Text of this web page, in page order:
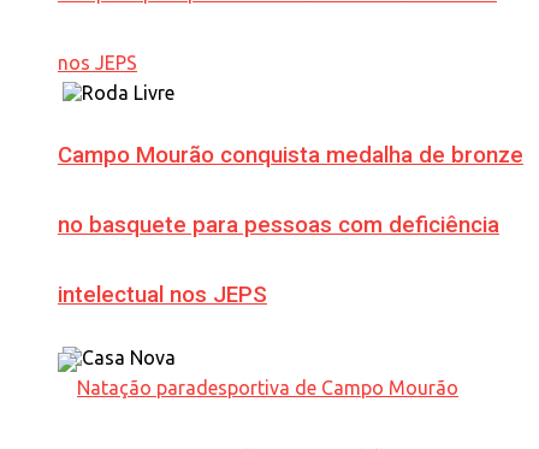
Campo Mourão conquista medalha de bronze
no basquete para pessoas com deficiência
intelectual nos JEPS